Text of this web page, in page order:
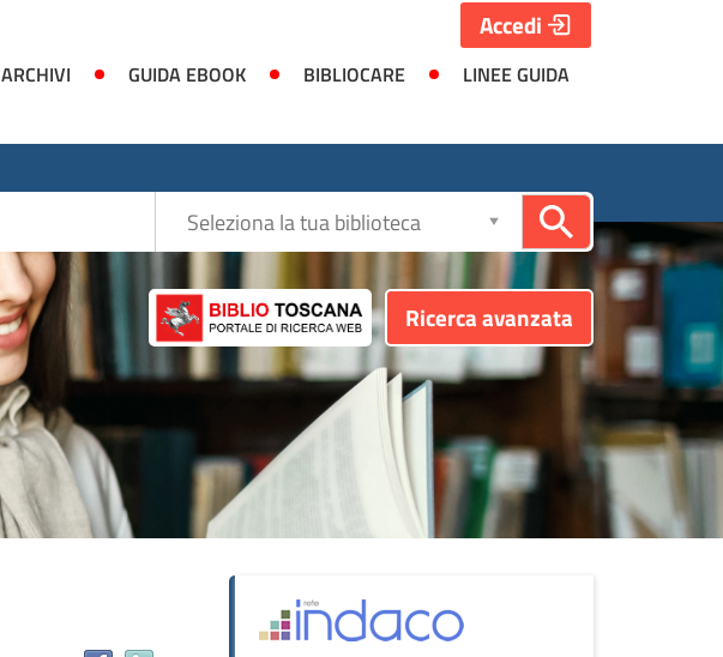
ARCHIVI GUIDA EBOOK BIBLIOCARE
LINEE GUIDA
Accedi
Ricerca avanzata
Seleziona
la